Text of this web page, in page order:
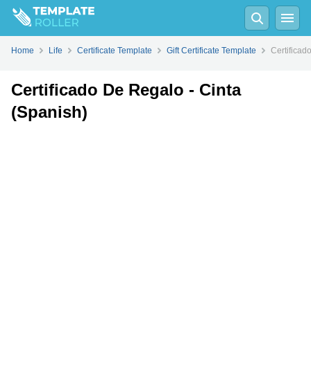
FillPDFOnline Word
Home Life Certificate Template Gift Certificate Template
Certificado De Regalo - Cinta
(Spanish)